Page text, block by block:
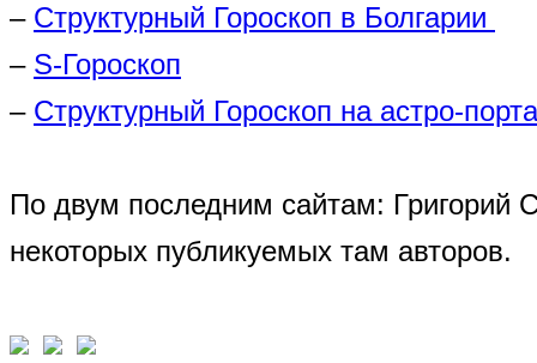
– Структурный Гороскоп в Болгарии
– S-Гороскоп
– Структурный Гороскоп на астро-
По двум последним сайтам: Григорий
некоторых публикуемых там авторов.